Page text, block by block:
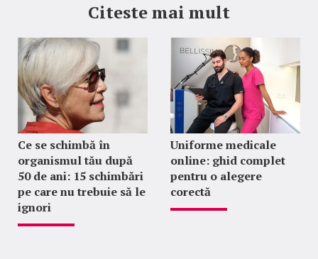
Citeste mai mult
Ce se schimbă în
organismul tău după
50 de ani: 15 schimbări
pe care nu trebuie să le
ignori
Uniforme medicale
online: ghid complet
pentru o alegere
corectă